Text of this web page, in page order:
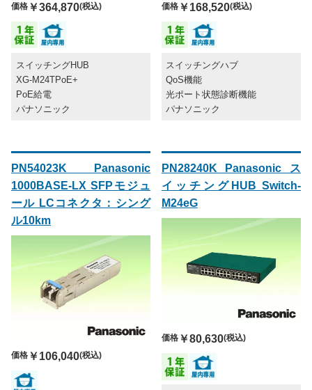
価格 ￥364,870(税込)
スイッチングHUB
XG-M24TPoE+
PoE給電
パナソニック
価格￥168,520(税込)
スイッチングハブ
QoS機能
光ポート状態診断機能
パナソニック
PN54023K Panasonic
1000BASE-LX SFPモジュ
ール LCコネクタ：シング
ル10km
価格 ￥106,040(税込)
PN28240K Panasonic ス
イッチングHUB Switch-
M24eG
価格￥80,630(税込)